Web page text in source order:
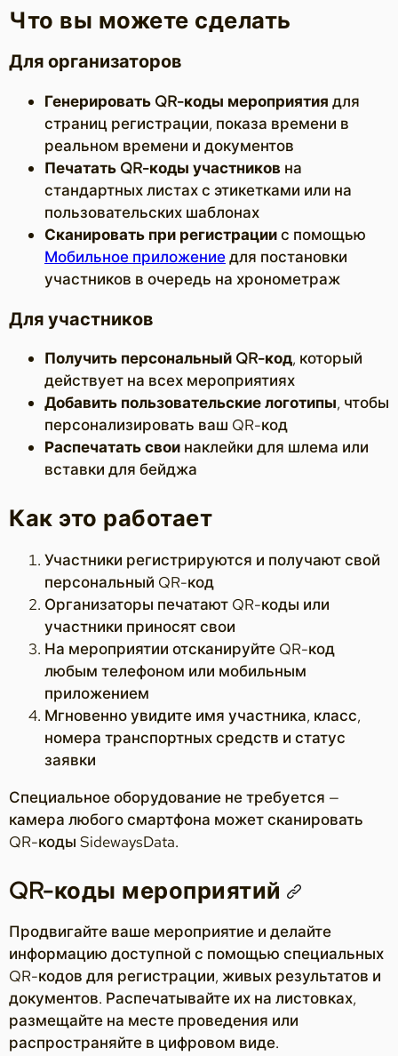
Что вы можете сделать
Для организаторов
Генерировать QR-коды мероприятия для
страниц регистрации, показа времени в
реальном времени и документов
Печатать QR-коды участников на
стандартных листах с этикетками или на
пользовательских шаблонах
Сканировать при регистрациис помощью
Мобильное приложениедля постановки
участников в очередь на хронометраж
Для участников
Получить персональный QR-код, который
действует на всех мероприятиях
Добавить пользовательские логотипы, чтобы
персонализировать ваш QR-код
Распечатать свои наклейки для шлема или
вставки для бейджа
Как это работает
Участники регистрируются и получают свой
персональный QR-код
Организаторы печатают QR-коды или
участники приносят свои
На мероприятии отсканируйте QR-код
любым телефоном или мобильным
приложением
Мгновенно увидите имя участника, класс,
номера транспортных средств и статус
заявки
Специальное оборудование не требуется —
камера любого смартфона может сканировать
QR-коды SidewaysData.
QR-коды мероприятий
Продвигайте ваше мероприятие и делайте
информацию доступной с помощью специальных
QR-кодов для регистрации, живых результатов и
документов. Распечатывайте их на листовках,
размещайте на месте проведения или
распространяйте в цифровом виде.